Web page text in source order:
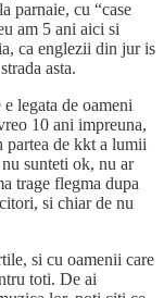
parnaie, cu “case
am 5 ani aici si
ca englezii din jur is
asta.
legata de oameni
10 ani impreuna,
partea de kkt a lumii
sunteti ok, nu ar
trage flegma dupa
si chiar de nu
si cu oamenii care
toti. De ai